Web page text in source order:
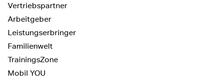
Vertriebspartner
Arbeitgeber
Leistungserbringer
Familienwelt
TrainingsZone
Mobil YOU